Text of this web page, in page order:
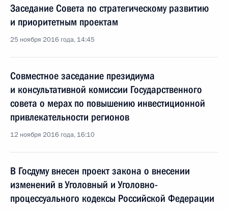
Заседание Совета по стратегическому развитию
и приоритетным проектам
25 ноября 2016 года, 14:45
Совместное заседание президиума
и консультативной комиссии Государственного
совета о мерах по повышению инвестиционной
привлекательности регионов
12 ноября 2016 года, 16:10
В Госдуму внесен проект закона о внесении
изменений в Уголовный и Уголовно-
процессуального кодексы Российской Федерации